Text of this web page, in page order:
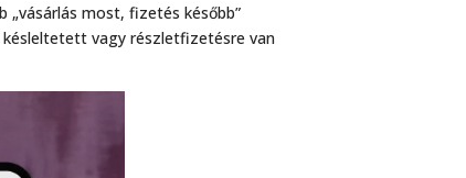
„vásárlás most, fizetés később”
késleltetett vagy részletfizetésre van